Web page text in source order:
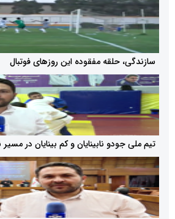
مفقوده این روز‌های فوتبال
نابینایان و کم بینایان در مسیر ناگویا